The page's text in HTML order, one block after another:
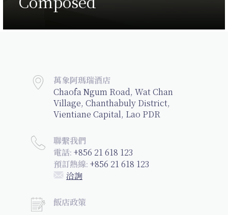
萬象阿瑪瑞酒店
Chaofa Ngum Road, Wat Chan
Village, Chanthabuly District,
Vientiane Capital, Lao PDR
聯繫我們
電話: +856 21 618 123
預訂熱線: +856 21 618 123
洽詢
飯店政策